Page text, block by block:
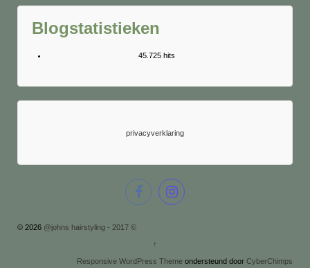
Blogstatistieken
45.725 hits
privacyverklaring
© 2026 @johns hairstyling - 2017 ©
↑
Responsive WordPress Theme ondersteund door CyberChimps